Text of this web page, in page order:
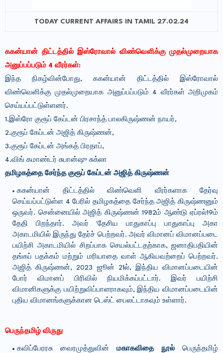
TODAY CURRENT AFFAIRS IN TAMIL 27.02.24
ககன்யான் திட்டத்தில் இஸ்ரோவால் விண்வெளிக்கு முதல்முறையாக
அனுப்பப்படும் 4 வீரர்கள்:
இந்த நிகழ்வின்போது, ககன்யான் திட்டத்தில் இஸ்ரோவால்
விண்வெளிக்கு முதல்முறையாக அனுப்பப்படும் 4 வீரர்கள் அறிமுகம்
செய்யப்பட்டுள்ளனர்.
1.இஸ்ரோ குரூப் கேப்டன் பிரசாந்த் பாலகிருஷ்ணன் நாயர்,
2.குரூப் கேப்டன் அஜித் கிருஷ்ணன்,
3.குரூப் கேப்டன் அங்கத் பிரதாப்,
4.விங் கமாண்டர் சுபான்ஷு சுக்லா
தமிழகத்தை சேர்ந்த குரூப் கேப்டன் அஜித் கிருஷ்ணன்
ககன்யான் திட்டத்தில் விண்வெளி வீரர்களாக தேர்வு
செய்யப்பட்டுள்ள 4 பேரில் தமிழகத்தை சேர்ந்த அஜித் கிருஷ்ணனும்
ஒருவர். சென்னையில் அஜித் கிருஷ்ணன் 1982ம் ஆண்டு ஏப்ரல்19ம்
தேதி பிறந்தார். அவர் 'தேசிய பாதுகாப்பு பாதுகாப்பு அகா
அகாடமியில் இருந்து தேர்ச் பெற்றவர். அவர் விமானப் விமானப்படை
பயிற்சி அகாடமியில் சிறப்பாக செயல்பட்டதற்காக, ஜனாதிபதியின்
தங்கப் பதக்கம் மற்றும் மரியாதை வாள் ஆகியவற்றைப் பெற்றவர்.
அஜித் கிருஷ்ணன், 2023 ஜூன் 21ல், இந்திய விமானப்படையின்
போர் விமானப் பிரிவில் நியமிக்கப்பட்டார். இவர் பயிற்சி
விமானிகளுக்கு பயிற்றுவிப்பாளராகவும், இந்திய விமானப்படையின்
புதிய விமானங்களுக்கான டெஸ்ட் பைலட்டாகவும் உள்ளார்.
பெருந்தமிழ் விருது
கவிப்பேரரசு வைரமுத்துவின் மகாகவிதை நூல் பெருந்தமிழ்